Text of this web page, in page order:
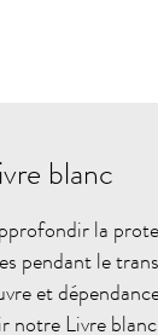
blanc
la
pendant le
et
notre Livre